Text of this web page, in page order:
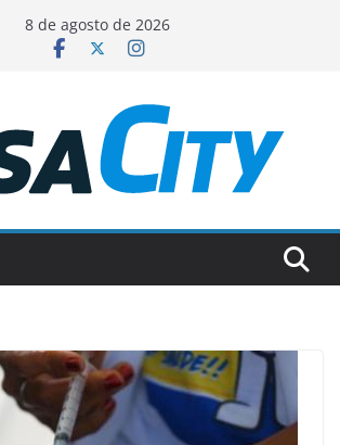
8 de agosto de 2026